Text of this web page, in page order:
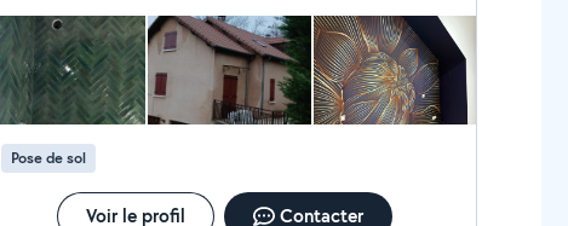
Pose de sol
Voir le profil Contacter